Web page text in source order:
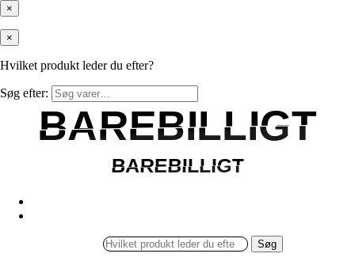
×
×
Hvilket produkt leder du efter?
Søg efter:
BAREBILLIGT
BAREBILLIGT
BAREBILLIGT
BAREBILLIGT
Søg